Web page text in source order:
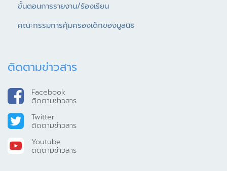
ขั้นตอนการรายงาน/ร้องเรียน
คณะกรรมการคุ้มครองเด็กของมูลนิธิ
ติดตามข่าวสาร
Facebook
ติดตามข่าวสาร
Twitter
ติดตามข่าวสาร
Youtube
ติดตามข่าวสาร